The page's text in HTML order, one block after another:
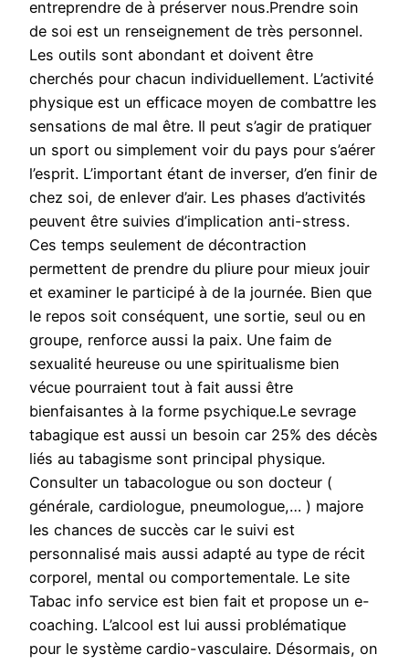
entreprendre de à préserver nous.Prendre soin
de soi est un renseignement de très personnel.
Les outils sont abondant et doivent être
cherchés pour chacun individuellement. L’activité
physique est un efficace moyen de combattre les
sensations de mal être. Il peut s’agir de pratiquer
un sport ou simplement voir du pays pour s’aérer
l’esprit. L’important étant de inverser, d’en finir de
chez soi, de enlever d’air. Les phases d’activités
peuvent être suivies d’implication anti-stress.
Ces temps seulement de décontraction
permettent de prendre du pliure pour mieux jouir
et examiner le participé à de la journée. Bien que
le repos soit conséquent, une sortie, seul ou en
groupe, renforce aussi la paix. Une faim de
sexualité heureuse ou une spiritualisme bien
vécue pourraient tout à fait aussi être
bienfaisantes à la forme psychique.Le sevrage
tabagique est aussi un besoin car 25% des décès
liés au tabagisme sont principal physique.
Consulter un tabacologue ou son docteur (
générale, cardiologue, pneumologue,… ) majore
les chances de succès car le suivi est
personnalisé mais aussi adapté au type de récit
corporel, mental ou comportementale. Le site
Tabac info service est bien fait et propose un e-
coaching. L’alcool est lui aussi problématique
pour le système cardio-vasculaire. Désormais, on